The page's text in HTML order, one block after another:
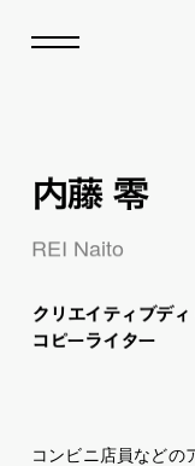
内藤 零
REI Naito
ク リエイティブデ
コピーライター
コンビニ店員などの